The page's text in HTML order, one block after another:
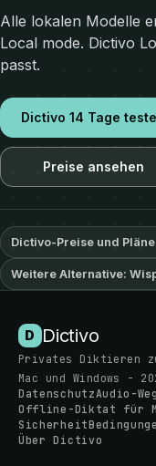
Alle lokalen Modelle
Local mode. Dictivo
passt.
Dictivo 14 Tage
Preise ansehen
Dictivo-Preise und
Weitere Alternative:
D Dictivo
Privates Diktieren
Mac und Windows -
Datenschutz Audio-Weg
Offline-Diktat für
Sicherheit
Über Dictivo